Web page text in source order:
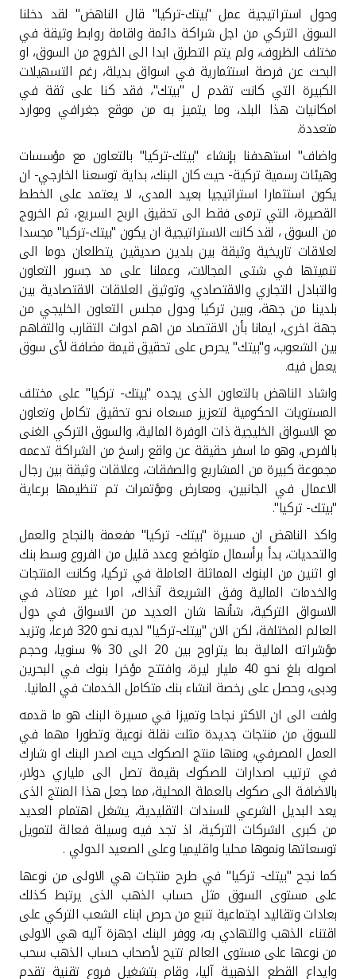
وحول استراتيجية عمل "بيتك-تركيا" قال الناهض" لقد دخلنا
السوق التركي من اجل شراكة دائمة واقامة روابط وثيقة في
مختلف الظروف، ولم يتم التطرق ابدا الى الخروج من السوق، او
البحث عن فرصة استثمارية في اسواق بديلة، رغم التسهيلات
الكبيرة التي كانت تقدم ل "بيتك"، فقد كنا على ثقة في
امكانيات هذا البلد، وما يتميز به من موقع جغرافي وموارد
متعددة.
واضاف" استهدفنا بإنشاء "بيتك-تركيا" بالتعاون مع مؤسسات
وهيئات رسمية تركية- حيث كان البنك، بداية توسعنا الخارجي- ان
يكون استثمارا استراتيجيا بعيد المدى، لا يعتمد على الخطط
القصيرة، التي ترمى فقط الى تحقيق الربح السريع، ثم الخروج
من السوق ، لقد كانت الاستراتيجية ان يكون "بيتك-تركيا" مجسدا
لعلاقات تاريخية وثيقة بين بلدين صديقين يتطلعان دوما الى
تنميتها في شتى المجالات، وعملنا على مد جسور التعاون
والتبادل التجاري والاقتصادي، وتوثيق العلاقات الاقتصادية بين
بلدينا من جهة، وبين تركيا ودول مجلس التعاون الخليجي من
جهة اخرى، ايمانا بأن الاقتصاد من اهم ادوات التقارب والتفاهم
بين الشعوب، و"بيتك" يحرص على تحقيق قيمة مضافة لأى سوق
يعمل فيه.
واشاد الناهض بالتعاون الذى يجده "بيتك- تركيا" على مختلف
المستويات الحكومية لتعزيز مسعاه نحو تحقيق تكامل وتعاون
مع الاسواق الخليجية ذات الوفرة المالية، والسوق التركي الغنى
بالفرص، وهو ما اسفر حقيقة عن واقع راسخ من الشراكة تدعمه
مجموعة كبيرة من المشاريع والصفقات، وعلاقات وثيقة بين رجال
الاعمال في الجانبين، ومعارض ومؤتمرات تم تنظيمها برعاية
"بيتك- تركيا".
واكد الناهض ان مسيرة "بيتك- تركيا" مفعمة بالنجاح والعمل
والتحديات، بدأ برأسمال متواضع وعدد قليل من الفروع وسط بنك
او اثنين من البنوك المماثلة العاملة في تركيا، وكانت المنتجات
والخدمات المالية وفق الشريعة آنذاك، امرا غير معتاد، في
الاسواق التركية، شأنها شان العديد من الاسواق في دول
العالم المختلفة، لكن الان "بيتك-تركيا" لديه نحو 320 فرعا، وتزيد
مؤشراته المالية بما يتراوح بين 20 الى 30 % سنويا، وحجم
اصوله بلغ نحو 40 مليار ليرة، وافتتح مؤخرا بنوك في البحرين
ودبى، وحصل على رخصة انشاء بنك متكامل الخدمات في المانيا.
ولفت الى ان الاكثر نجاحا وتميزا في مسيرة البنك هو ما قدمه
للسوق من منتجات جديدة مثلت نقلة نوعية وتطورا مهما في
العمل المصرفي، ومنها منتج الصكوك حيث اصدر البنك او شارك
في ترتيب اصدارات للصكوك بقيمة تصل الى ملياري دولار،
بالاضافة الى صكوك بالعملة المحلية، مما جعل هذا المنتج الذى
يعد البديل الشرعي للسندات التقليدية، يشغل اهتمام العديد
من كبرى الشركات التركية، اذ تجد فيه وسيلة فعالة لتمويل
توسعاتها ونموها محليا واقليميا وعلى الصعيد الدولي.
كما نجح "بيتك- تركيا" في طرح منتجات هي الاولى من نوعها
على مستوى السوق مثل حساب الذهب الذى يرتبط كذلك
بعادات وتقاليد اجتماعية تنبع من حرص ابناء الشعب التركي على
اقتناء الذهب والتهادي به، ووفر البنك اجهزة آليه هي الاولى
من نوعها على مستوى العالم تتيح لأصحاب حساب الذهب سحب
وايداع القطع الذهبية آليا، وقام بتشغيل فروع تقنية تقدم